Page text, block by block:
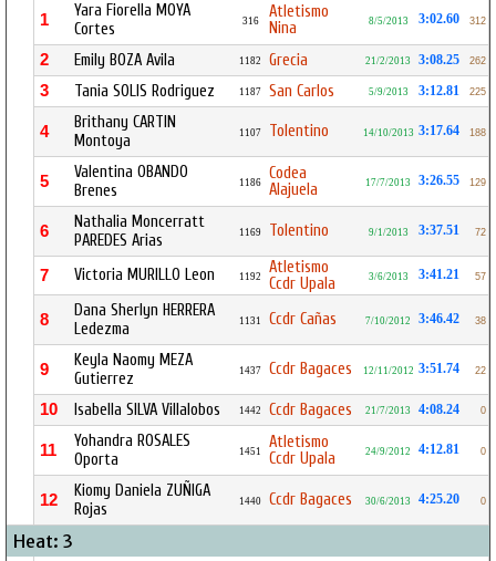
1
Yara Fiorella MOYA
Cortes
316
Atletismo
Nina
8/5/2013 3:02.60 312
2 Emily BOZA Avila 1182 Grecia 21/2/2013 3:08.25 262
3 Tania SOLIS Rodriguez 1187 San Carlos 5/9/2013 3:12.81 225
4
Brithany CARTIN
Montoya
1107 Tolentino 14/10/2013 3:17.64 188
5
Valentina OBANDO
Brenes
1186
Codea
Alajuela
17/7/2013 3:26.55 129
6
Nathalia Moncerratt
PAREDES Arias
1169 Tolentino 9/1/2013 3:37.51 72
7 Victoria MURILLO Leon 1192
Atletismo
Ccdr Upala
3/6/2013 3:41.21 57
8
Dana Sherlyn HERRERA
Ledezma
1131 Ccdr Cañas 7/10/2012 3:46.42 38
9
Keyla Naomy MEZA
Gutierrez
1437 Ccdr Bagaces 12/11/2012 3:51.74 22
10 Isabella SILVA Villalobos 1442 Ccdr Bagaces 21/7/2013 4:08.24 0
11
Yohandra ROSALES
Oporta
1451
Atletismo
Ccdr Upala
24/9/2012 4:12.81 0
12
Kiomy Daniela ZUÑIGA
Rojas
1440 Ccdr Bagaces 30/6/2013 4:25.20 0
Heat: 3